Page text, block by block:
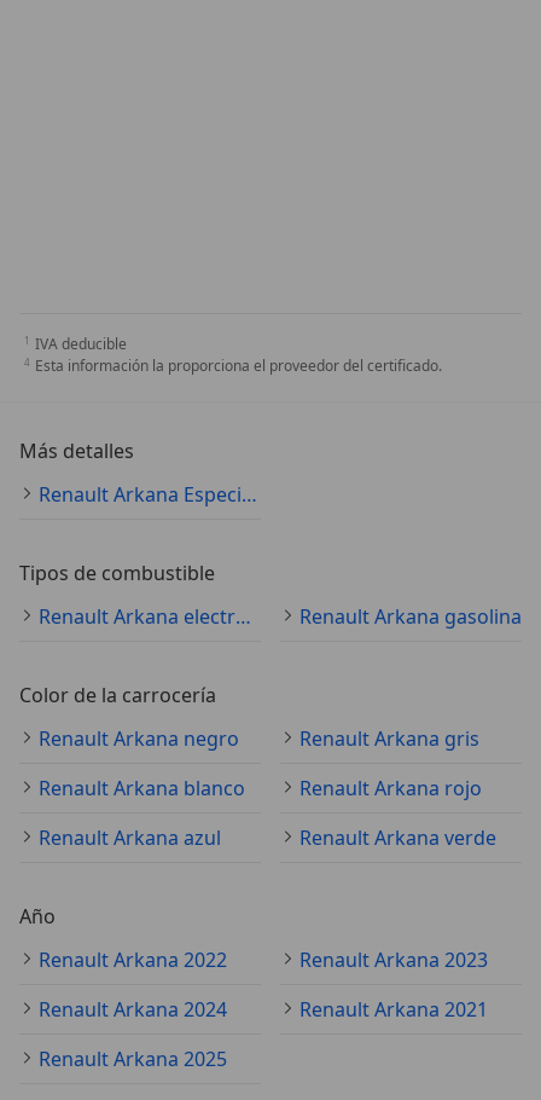
IVA deducible
Esta información la proporciona el proveedor del certificado.
Más detalles
Renault Arkana Especificaciones técnicas
Tipos de combustible
Renault Arkana electro/gasolina
Renault Arkana gasolina
Color de la carrocería
Renault Arkana negro
Renault Arkana gris
Renault Arkana blanco
Renault Arkana rojo
Renault Arkana azul
Renault Arkana verde
Año
Renault Arkana 2022
Renault Arkana 2023
Renault Arkana 2024
Renault Arkana 2021
Renault Arkana 2025